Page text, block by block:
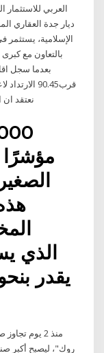
العربي
ديار جدة العقاري
الإسلامية،
بالتعاون مع
بعدما سجل
قرب90.45
نعتقد ان
مؤشرًا
منذ 2 يوم
روك"، ليصبح أكبر